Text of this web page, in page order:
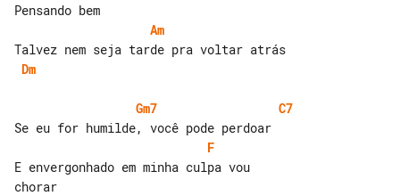
Am
Dm
Gm7
C7
F
E envergonhado em minha culpa vou
chorar